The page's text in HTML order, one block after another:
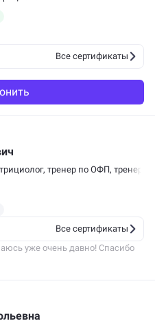
Все сертификаты
тренер по ОФП, тренер
Все сертификаты
уже очень давно! Спасибо